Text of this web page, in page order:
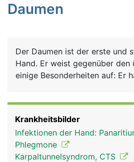
Symptome
News
Rubriken
Daumen
Der Daumen ist der erste und
Hand. Er weist gegenüber den
einige Besonderheiten auf: Er
Daumenballen - und er ist
den anderen Fingern
was die Greiffunktion der Hand
Krankheitsbilder
Infektionen der Hand:
Phlegmone
Karpaltunnelsyndrom, CTS